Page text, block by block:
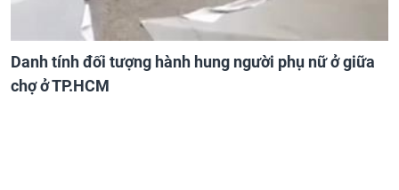
Danh tính đối tượng hành hung người phụ nữ ở giữa
chợ ở TP.HCM